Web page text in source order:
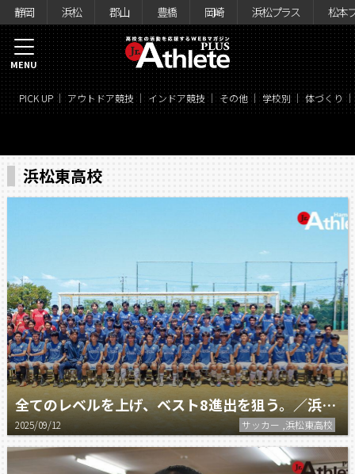
静岡 浜松 郡山 豊橋 岡崎 浜松プラス 松本
PICK UP アウトドア競技 インドア競技 その他 学校別 体づくり
MENU
浜松東高校
全てのレベルを上げ、ベスト8進出を狙う。／浜松東高校サッカー部
2025/09/12 サッカー ,浜松東高校